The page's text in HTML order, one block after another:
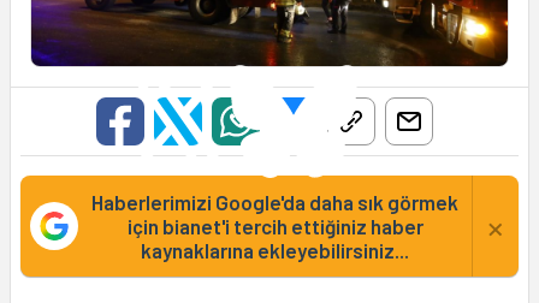
Haberlerimizi Google'da daha sık görmek
için bianet'i tercih ettiğiniz haber
kaynaklarına ekleyebilirsiniz...
×